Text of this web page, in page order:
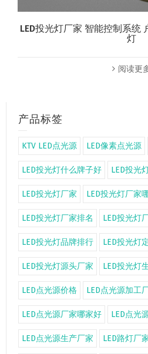
LED投光灯厂家 智能控制系统
灯
阅读更
产品标签
KTV LED点光源 LED像素点光源
LED投光灯什么牌子好 LED投光
LED投光灯厂家 LED投光灯厂家
LED投光灯厂家排名 LED投光灯
LED投光灯品牌排行 LED投光灯
LED投光灯源头厂家 LED投光灯
LED点光源价格 LED点光源加工
LED点光源厂家哪家好 LED点光
LED点光源生产厂家 LED路灯厂